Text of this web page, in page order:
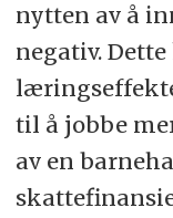
nytten av å
negativ.
til å jobbe
av en